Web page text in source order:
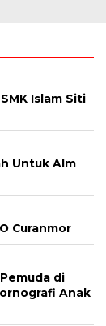
Islam Siti
Untuk Alm
Curanmor
di
Anak